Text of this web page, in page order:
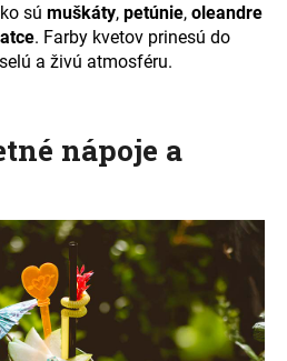
sú muškáty, petúnie, oleandre
. Farby kvetov prinesú do
a živú atmosféru.
nápoje a